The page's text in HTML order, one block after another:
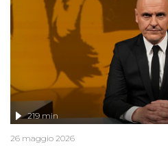
219 min
26 maggio 2026